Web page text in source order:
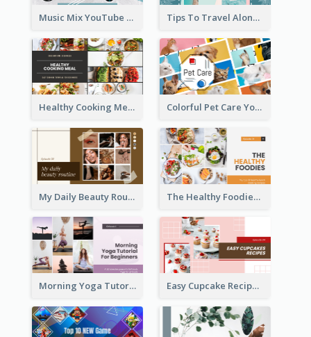
Music Mix YouTube Thumbnail Tips To Travel Alone YouTube Thumbnail
Healthy Cooking Meal YouTube Thumbnail Colorful Pet Care YouTube Thumbnail
My Daily Beauty Routine YouTube Thumbnail The Healthy Foodies YouTube Thumbnail
Morning Yoga Tutorial YouTube Thumbnail Easy Cupcake Recipes YouTube Thumbnail